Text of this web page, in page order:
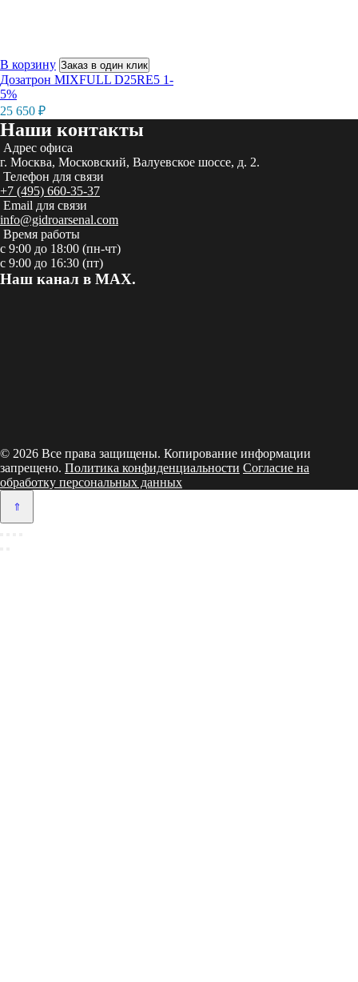
В корзину Заказ в один клик
Дозатрон MIXFULL D25RE5 1-
5%
25 650 ₽
Наши контакты
Адрес офиса
г. Москва, Московский, Валуевское шоссе, д. 2.
Телефон для связи
+7 (495) 660-35-37
Email для связи
info@gidroarsenal.com
Время работы
с 9:00 до 18:00 (пн-чт)
с 9:00 до 16:30 (пт)
Наш канал в MAX.
© 2026 Все права защищены. Копирование информации
запрещено. Политика конфиденциальности Согласие на
обработку персональных данных